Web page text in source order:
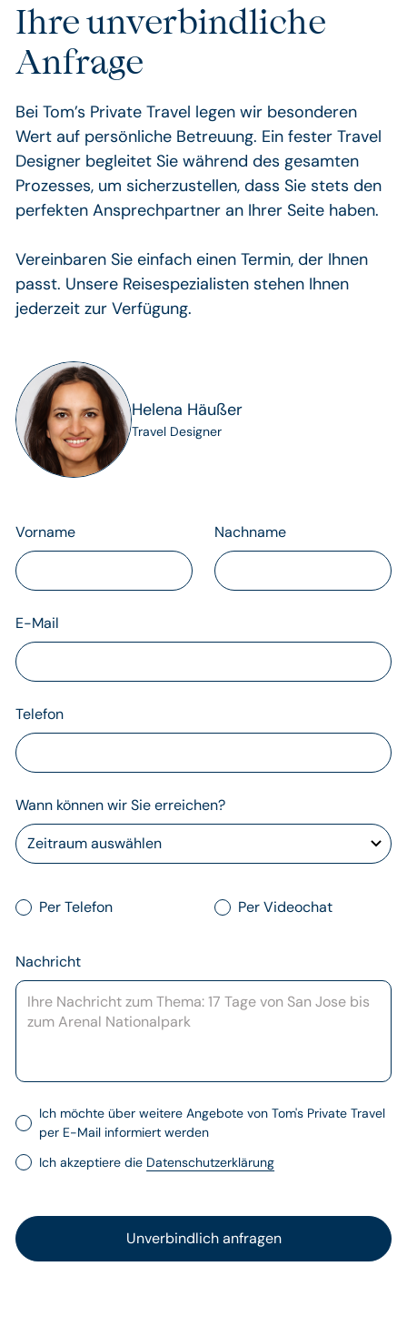
Ihre unverbindliche
Anfrage
Bei Tom’s Private Travel legen wir besonderen
Wert auf persönliche Betreuung. Ein fester Travel
Designer begleitet Sie während des gesamten
Prozesses, um sicherzustellen, dass Sie stets den
perfekten Ansprechpartner an Ihrer Seite haben.
Vereinbaren Sie einfach einen Termin, der Ihnen
passt. Unsere Reisespezialisten stehen Ihnen
jederzeit zur Verfügung.
Helena Häußer
Travel Designer
Vorname Nachname
E-Mail
Telefon
Wann können wir Sie erreichen?
Per Telefon Per Videochat
Nachricht
Ich möchte über weitere Angebote von Tom's Private Travel
per E-Mail informiert werden
Ich akzeptiere die Datenschutzerklärung